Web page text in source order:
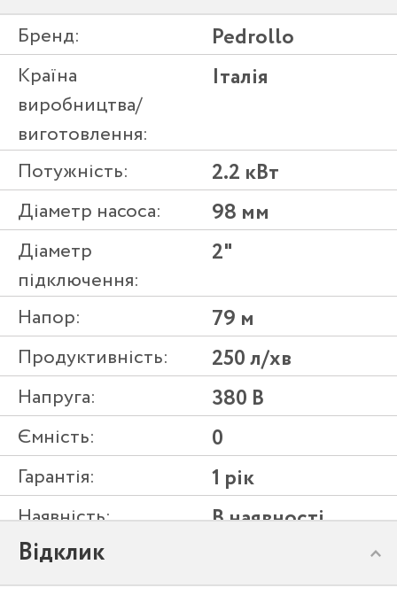
Бренд: Pedrollo
Країна
виробництва/
виготовлення:
Італія
Потужність: 2.2 кВт
Діаметр насоса: 98 мм
Діаметр
підключення:
2"
Напор: 79 м
Продуктивність: 250 л/хв
Напруга: 380 В
Ємність: 0
Гарантія: 1 рік
Наявність: В наявності
Модель:
Відклик